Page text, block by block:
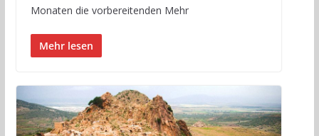
Monaten die vorbereitenden Mehr
Mehr lesen